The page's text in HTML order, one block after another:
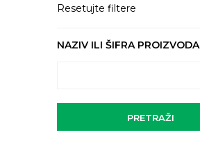
Resetujte filtere
NAZIV ILI ŠIFRA PROIZVODA
PRETRAŽI